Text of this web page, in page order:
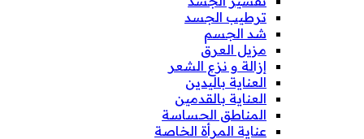
ترطيب الجسد
شد الجسم
مزيل العرق
إزالة و نزع الشعر
العناية باليدين
العناية بالقدمين
المناطق الحساسة
عناية المرأة الخاصة